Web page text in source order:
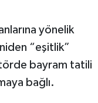
yönelik
“eşitlik”
bayram tatili
bağlı.